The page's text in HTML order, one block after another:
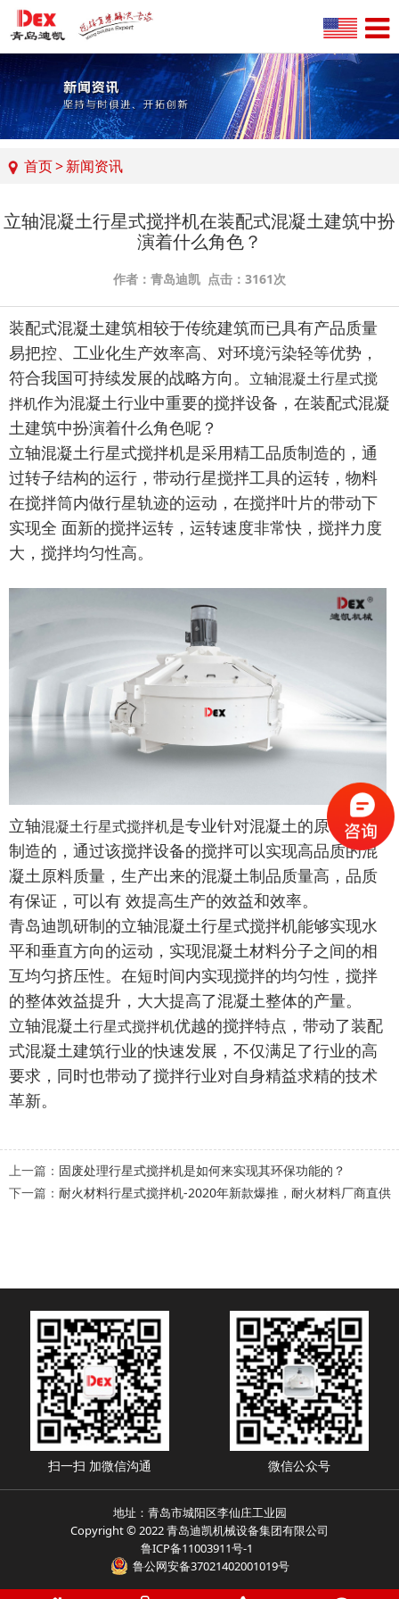
首页>新闻资讯
立轴混凝土行星式搅拌机在装配式混凝土建筑中扮
演着什么角色？
作者：青岛迪凯 点击：3161次
装配式混凝土建筑相较于传统建筑而已具有产品质量
易把控、工业化生产效率高、对环境污染轻等优势，
符合我国可持续发展的战略方向。
立轴混凝土行星式搅
拌机作为混凝土行业中重要的搅拌设备，在装配式混凝
土建筑中扮演着什么角色呢？
立轴混凝土行星式搅拌机是采用精工品质制造的，通
过转子结构的运行，带动行星搅拌工具的运转，物料
在搅拌筒内做行星轨迹的运动，在搅拌叶片的带动下
实现全 面新的搅拌运转，运转速度非常快，搅拌力度
大，搅拌均匀性高。
立轴混凝土行星式搅拌机是专业针对混凝土的原料特性
制造的，通过该搅拌设备的搅拌可以实现高品质的混
凝土原料质量，生产出来的混凝土制品质量高，品质
有保证，可以有 效提高生产的效益和效率。
青岛迪凯研制的立轴混凝土行星式搅拌机能够实现水
平和垂直方向的运动，实现混凝土材料分子之间的相
互均匀挤压性。在短时间内实现搅拌的均匀性，搅拌
的整体效益提升，大大提高了混凝土整体的产量。
立轴混凝土行星式搅拌机优越的搅拌特点，带动了装配
式混凝土建筑行业的快速发展，不仅满足了行业的高
要求，同时也带动了搅拌行业对自身精益求精的技术
革新。
上一篇： 固废处理行星式搅拌机是如何来实现其环保功能的？
下一篇： 耐火材料行星式搅拌机-2020年新款爆推，耐火材料厂商直供
扫一扫 加微信沟通 微信公众号
地址：青岛市城阳区李仙庄工业园
Copyright © 2022 青岛迪凯机械设备集团有限公司
鲁ICP备11003911号-1
鲁公网安备37021402001019号